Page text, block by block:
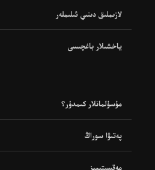
لازىملىق دىنىي ئىلىملەر
ياخشىلار باغچىسى
مۇسۇلمانلار كىمدۇر؟
پەتىۋا سوراڭ
مەقسىتىمىز